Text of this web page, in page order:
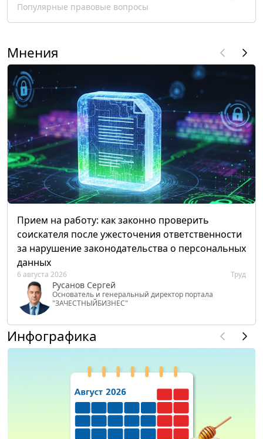
Популярные правовые вопросы
Мнения
Прием на работу: как законно проверить
соискателя после ужесточения ответственности
за нарушение законодательства о персональных
данных
6 августа 2026 Труд
Русанов Сергей
Основатель и генеральный директор портала
"ЗАЧЕСТНЫЙБИЗНЕС"
Инфографика